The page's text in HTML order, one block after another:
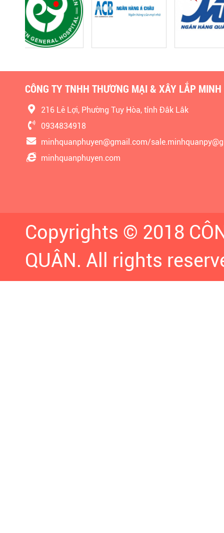
CÔNG TY TNHH THƯƠNG MẠI & XÂY LẮP
216 Lê Lợi, Phường Tuy Hòa, tỉnh Đắk Lắk
0934834918
minhquanphuyen@gmail.com/
minhquanphuyen.com
Copyrights © 2018
QUÂN. All rights